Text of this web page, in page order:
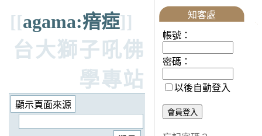
[[agama:瘖瘂]]
台大獅子吼佛
學專站
知客處
帳號：
密碼：
以後自動登入